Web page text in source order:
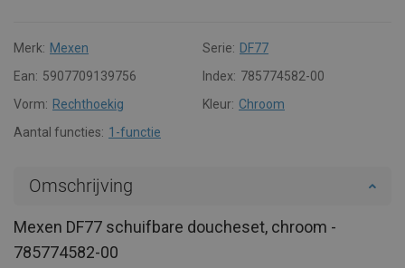
Merk: Mexen Serie: DF77
Ean: 5907709139756 Index: 785774582-00
Vorm: Rechthoekig Kleur: Chroom
Aantal functies: 1-functie
Omschrijving
Mexen DF77 schuifbare doucheset, chroom -
785774582-00